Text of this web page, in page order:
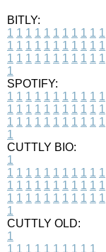
BITLY:
1 1 1 1 1 1 1 1 1 1 1
1 1 1 1 1 1 1 1 1 1 1
1 1 1 1 1 1 1 1 1 1 1
1
SPOTIFY:
1 1 1 1 1 1 1 1 1 1 1
1 1 1 1 1 1 1 1 1 1 1
1 1 1 1 1 1 1 1 1 1 1
1
CUTTLY BIO:
1
1 1 1 1 1 1 1 1 1 1 1
1 1 1 1 1 1 1 1 1 1 1
1 1 1 1 1 1 1 1 1 1 1
1
CUTTLY OLD:
1
1 1 1 1 1 1 1 1 1 1